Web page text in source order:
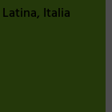
Italia